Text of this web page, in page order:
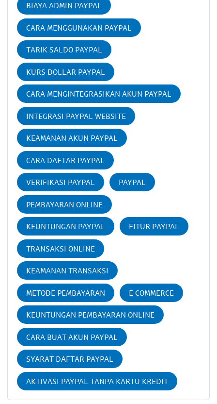
BIAYA ADMIN PAYPAL
CARA MENGGUNAKAN PAYPAL
TARIK SALDO PAYPAL
KURS DOLLAR PAYPAL
CARA MENGINTEGRASIKAN AKUN PAYPAL
INTEGRASI PAYPAL WEBSITE
KEAMANAN AKUN PAYPAL
CARA DAFTAR PAYPAL
VERIFIKASI PAYPAL PAYPAL
PEMBAYARAN ONLINE
KEUNTUNGAN PAYPAL FITUR PAYPAL
TRANSAKSI ONLINE
KEAMANAN TRANSAKSI
METODE PEMBAYARAN E COMMERCE
KEUNTUNGAN PEMBAYARAN ONLINE
CARA BUAT AKUN PAYPAL
SYARAT DAFTAR PAYPAL
AKTIVASI PAYPAL TANPA KARTU KREDIT